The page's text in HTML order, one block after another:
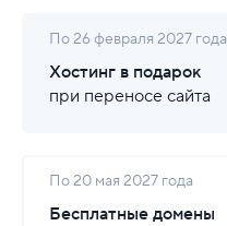
По 26 февраля 2027 года
Хостинг в подарок
при переносе сайта
По 20 мая 2027 года
Бесплатные домены